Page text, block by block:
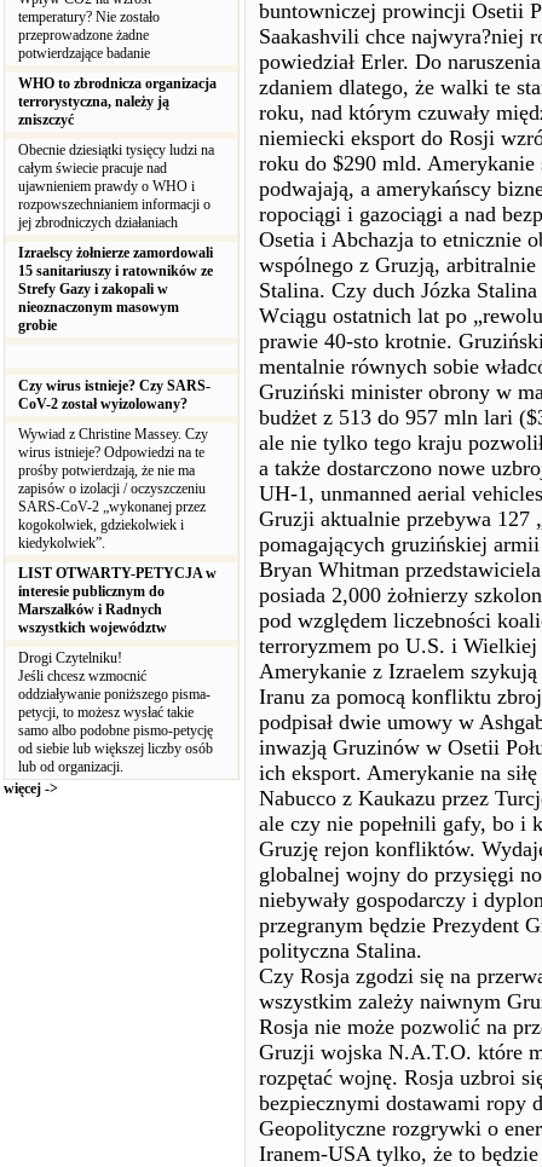
temperatury? Nie zostało
przeprowadzone żadne
potwierdzające badanie
WHO to zbrodnicza organizacja
terrorystyczna, należy ją
zniszczyć
Obecnie dziesiątki tysięcy ludzi na
całym świecie pracuje nad
ujawnieniem prawdy o WHO i
rozpowszechnianiem informacji o
jej zbrodniczych działaniach
Izraelscy żołnierze zamordowali
15 sanitariuszy i ratowników ze
Strefy Gazy i zakopali w
nieoznaczonym masowym
grobie
Czy wirus istnieje? Czy SARS-
CoV-2 został wyizolowany?
Wywiad z Christine Massey. Czy
wirus istnieje? Odpowiedzi na te
prośby potwierdzają, że nie ma
zapisów o izolacji / oczyszczeniu
SARS-CoV-2 „wykonanej przez
kogokolwiek, gdziekolwiek i
kiedykolwiek”.
LIST OTWARTY-PETYCJA w
interesie publicznym do
Marszałków i Radnych
wszystkich województw
Drogi Czytelniku!
Jeśli chcesz wzmocnić
oddziaływanie poniższego pisma-
petycji, to możesz wysłać takie
samo albo podobne pismo-petycję
od siebie lub większej liczby osób
lub od organizacji.
więcej ->
buntowniczej prowincji Osetii
Saakashvili chce najwyra?niej
powiedział Erler. Do
zdaniem dlatego, że walki te
roku, nad którym czuwały
niemiecki eksport do Rosji
roku do $290 mld.
podwajają, a amerykańscy
ropociągi i gazociągi a nad
Osetia i Abchazja to etnicznie
wspólnego z Gruzją, arbitralnie
Stalina. Czy duch Józka
Wciągu ostatnich lat po
prawie 40-sto krotnie.
mentalnie równych sobie
Gruziński minister obrony w
budżet z 513 do 957 mln lari
ale nie tylko tego kraju
a także dostarczono nowe
UH-1, unmanned aerial
Gruzji aktualnie przebywa
pomagających gruzińskiej
Bryan Whitman
posiada 2,000 żołnierzy
pod względem liczebności
terroryzmem po U.S. i
Amerykanie z Izraelem
Iranu za pomocą konfliktu
podpisał dwie umowy w
inwazją Gruzinów w Osetii
ich eksport. Amerykanie na
Nabucco z Kaukazu przez
ale czy nie popełnili gafy, bo i
Gruzję rejon konfliktów.
globalnej wojny do przysięgi
niebywały gospodarczy i
przegranym będzie Prezydent
polityczna Stalina.
Czy Rosja zgodzi się na
wszystkim zależy naiwnym
Rosja nie może pozwolić na
Gruzji wojska N.A.T.O. które
rozpętać wojnę. Rosja uzbroi
bezpiecznymi dostawami ropy
Geopolityczne rozgrywki o
Iranem-USA tylko, że to